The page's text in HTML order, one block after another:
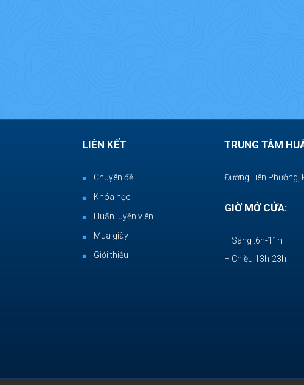
LIÊN KẾT
Chuyên đề
Khóa học
Huấn luyện viên
Mua giày
Giới thiệu
TRUNG TÂM
Đường Liên Phường,
GIỜ MỞ CỬA:
– Sáng :6h-11h
– Chiều:13h-23h